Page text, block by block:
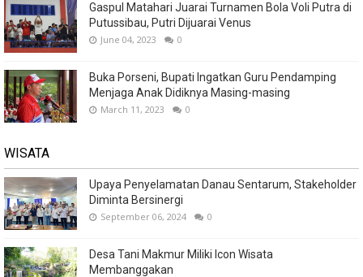
Gaspul Matahari Juarai Turnamen Bola Voli Putra di
Putussibau, Putri Dijuarai Venus
June 04, 2023 0
Buka Porseni, Bupati Ingatkan Guru Pendamping
Menjaga Anak Didiknya Masing-masing
March 11, 2023 0
WISATA
Upaya Penyelamatan Danau Sentarum, Stakeholder
Diminta Bersinergi
September 06, 2024 0
Desa Tani Makmur Miliki Icon Wisata
Membanggakan